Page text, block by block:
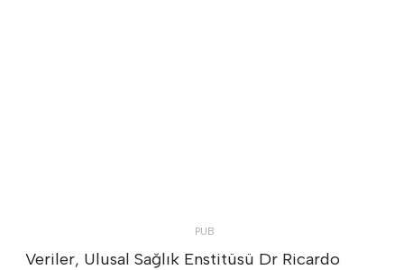
Veriler, Ulusal Sağlık Enstitüsü Dr Ricardo